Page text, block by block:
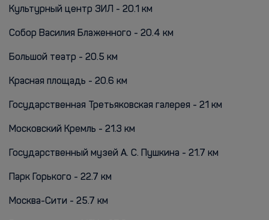
Культурный центр ЗИЛ - 20.1 км
Собор Василия Блаженного - 20.4 км
Большой театр - 20.5 км
Красная площадь - 20.6 км
Государственная Третьяковская галерея - 21 км
Московский Кремль - 21.3 км
Государственный музей А. С. Пушкина - 21.7 км
Парк Горького - 22.7 км
Москва-Сити - 25.7 км